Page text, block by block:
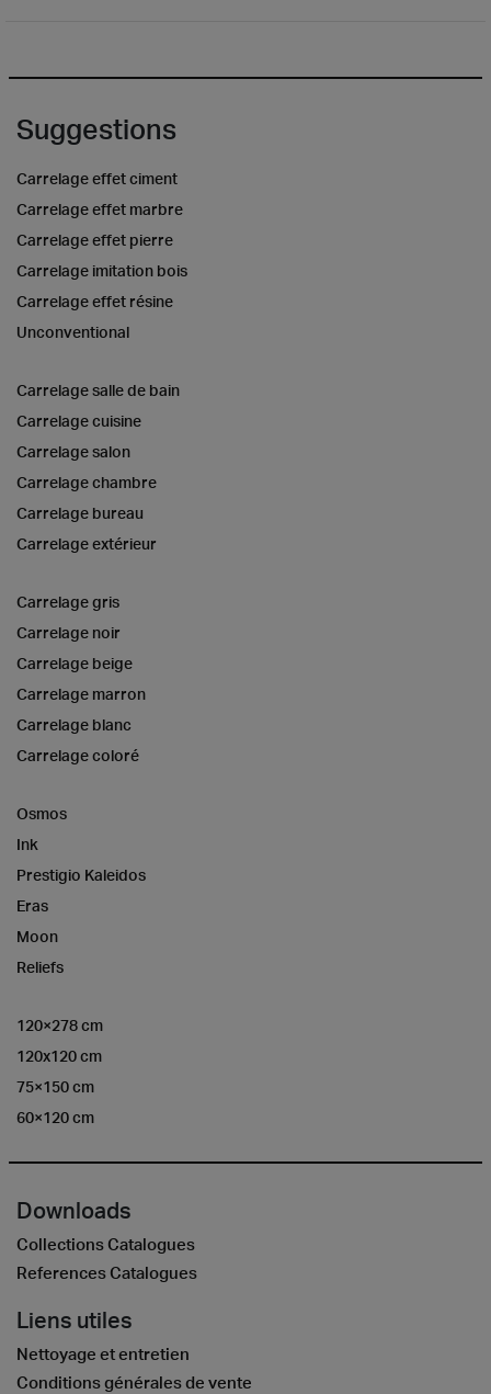
Suggestions
Carrelage effet ciment
Carrelage effet marbre
Carrelage effet pierre
Carrelage imitation bois
Carrelage effet résine
Unconventional
Carrelage salle de bain
Carrelage cuisine
Carrelage salon
Carrelage chambre
Carrelage bureau
Carrelage extérieur
Carrelage gris
Carrelage noir
Carrelage beige
Carrelage marron
Carrelage blanc
Carrelage coloré
Osmos
Ink
Prestigio Kaleidos
Eras
Moon
Reliefs
120×278 cm
120x120 cm
75×150 cm
60×120 cm
Downloads
Collections Catalogues
References Catalogues
Liens utiles
Nettoyage et entretien
Conditions générales de vente